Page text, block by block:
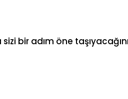
bir adım öne